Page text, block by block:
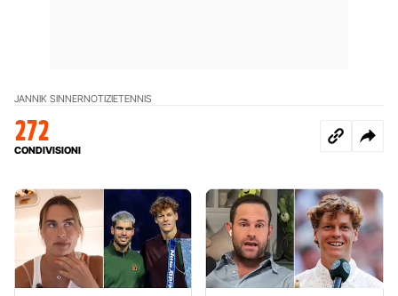
JANNIK SINNERNOTIZIETENNIS
272
CONDIVISIONI